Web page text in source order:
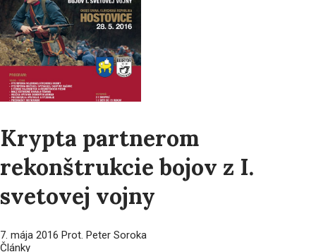
Krypta partnerom
rekonštrukcie bojov z I.
svetovej vojny
7. mája 2016 Prot. Peter Soroka
Články